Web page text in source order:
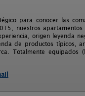
para conocer las
nuestros
origen leyenda
de productos típicos,
Totalmente equipados